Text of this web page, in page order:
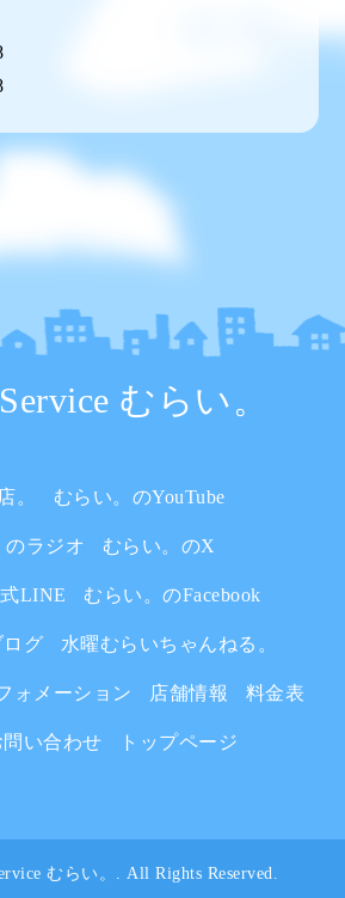
むらい。
。 むらい。のYouTube
のラジオ むらい。のX
LINE むらい。のFacebook
グ 水曜むらいちゃんねる。
ォメーション 店舗情報 料金表
い合わせ トップページ
むらい。 . All Rights Reserved.